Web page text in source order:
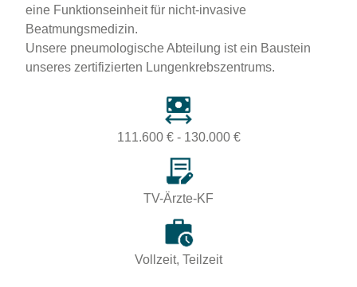
eine Funktionseinheit für nicht-invasive
Beatmungsmedizin.
Unsere pneumologische Abteilung ist ein Baustein
unseres zertifizierten Lungenkrebszentrums.
111.600 € - 130.000 €
TV-Ärzte-KF
Vollzeit, Teilzeit